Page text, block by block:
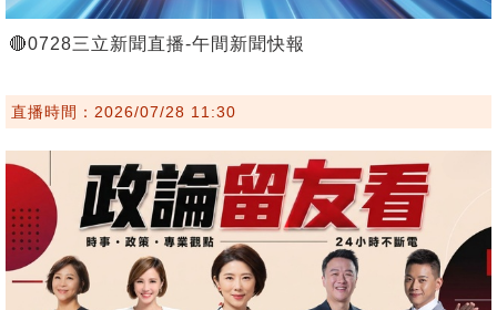
🔴0728三立新聞直播-午間新聞快報
直播時間：2026/07/28 11:30